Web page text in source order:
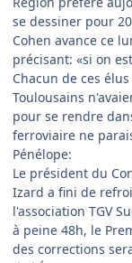
se dessiner pour
Cohen avance ce
précisant: «si on
Chacun de ces
Toulousains
pour se rendre
ferroviaire ne
Pénélope:
Le président du
Izard a fini de
l'association TGV
à peine 48h, le
des corrections